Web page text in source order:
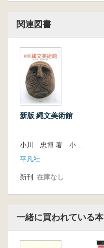
関連図書
新版 縄文美術館
小川 忠博 著 小野 正文 監 堤 隆 監
平凡社
新刊 在庫なし
一緒に買われている本